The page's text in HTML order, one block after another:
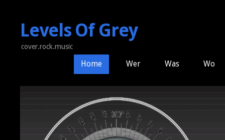
Levels Of Grey
cover.rock.music
Home Wer Was Wo